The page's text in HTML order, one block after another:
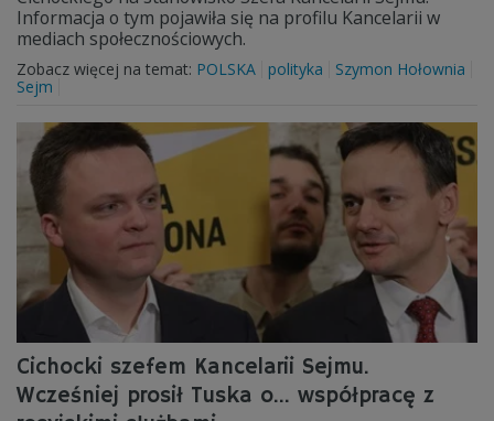
Informacja o tym pojawiła się na profilu Kancelarii w
mediach społecznościowych.
Zobacz więcej na temat: POLSKA polityka
Szymon Hołownia
Sejm
Cichocki szefem Kancelarii Sejmu.
Wcześniej prosił Tuska o... współpracę z